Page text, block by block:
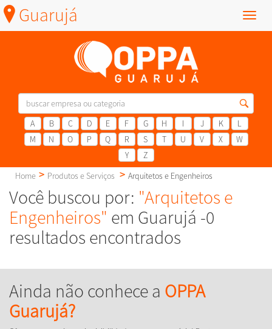
Menu
Guarujá
A B C D E F G H I J K
L
M
N O P Q R S T U V X
W
Y
Z
Home
Produtos e Serviços Arquitetos e Engenheiros
Você buscou por: "Arquitetos e
Engenheiros" em Guarujá -0
resultados encontrados
Ainda não conhece a OPPA
Guarujá?